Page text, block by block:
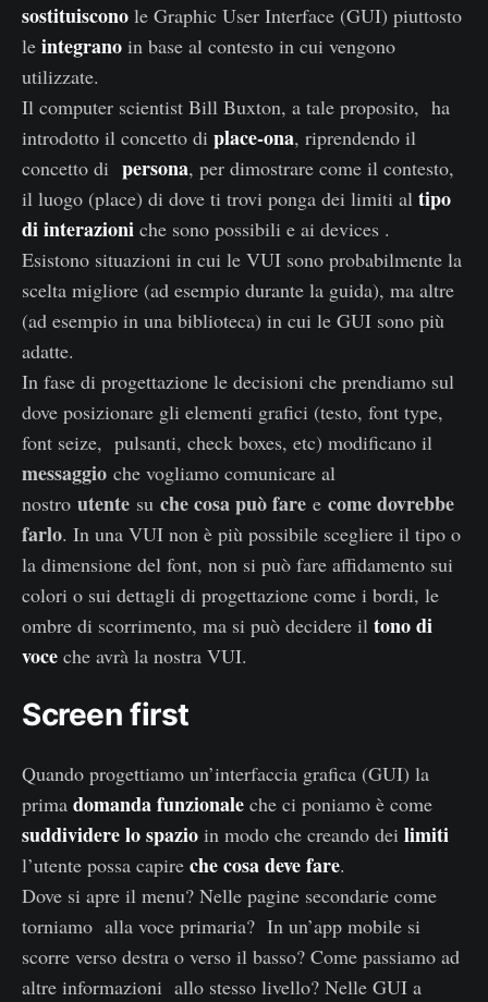
sostituiscono le Graphic User Interface (GUI) piuttosto
le integrano in base al contesto in cui vengono
utilizzate.
Il computer scientist Bill Buxton, a tale proposito, ha
introdotto il concetto di place-ona, riprendendo il
concetto di persona, per dimostrare come il contesto,
il luogo (place) di dove ti trovi ponga dei limiti al tipo
di interazioni che sono possibili e ai devices .
Esistono situazioni in cui le VUI sono probabilmente la
scelta migliore (ad esempio durante la guida), ma altre
(ad esempio in una biblioteca) in cui le GUI sono più
adatte.
In fase di progettazione le decisioni che prendiamo sul
dove posizionare gli elementi grafici (testo, font type,
font seize, pulsanti, check boxes, etc) modificano il
messaggio che vogliamo comunicare al
nostro utente su che cosa può fare e come dovrebbe
farlo. In una VUI non è più possibile scegliere il tipo o
la dimensione del font, non si può fare affidamento sui
colori o sui dettagli di progettazione come i bordi, le
ombre di scorrimento, ma si può decidere il tono di
voce che avrà la nostra VUI.
Screen first
Quando progettiamo un’interfaccia grafica (GUI) la
prima domanda funzionale che ci poniamo è come
suddividere lo spazio in modo che creando dei limiti
l’utente possa capire che cosa deve fare.
Dove si apre il menu? Nelle pagine secondarie come
torniamo alla voce primaria? In un’app mobile si
scorre verso destra o verso il basso? Come passiamo ad
altre informazioni allo stesso livello? Nelle GUI a